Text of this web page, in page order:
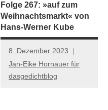
Folge 267: »auf zum
Weihnachtsmarkt« von
Hans-Werner Kube
8. Dezember 2023
Jan-Eike Hornauer für
dasgedichtblog